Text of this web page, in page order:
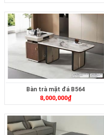
Bàn trà mặt đá B564
8,000,000₫